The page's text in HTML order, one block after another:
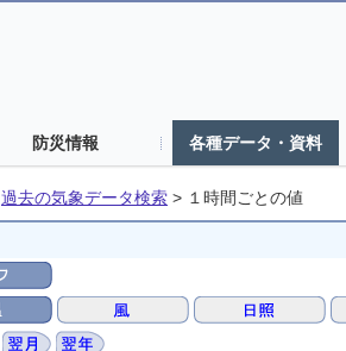
防災情報 各種データ・資料
過去の気象データ検索 > １時間ごとの値